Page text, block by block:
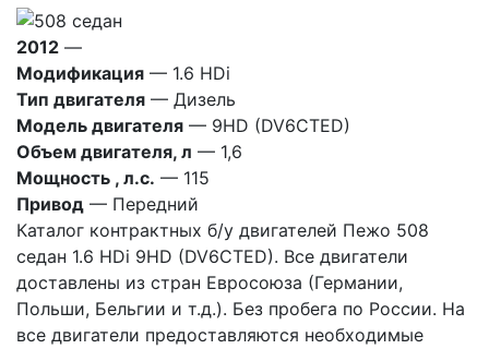
2012 —
Модификация — 1.6 HDi
Тип двигателя — Дизель
Модель двигателя — 9HD (DV6CTED)
Объем двигателя, л — 1,6
Мощность , л.с. — 115
Привод — Передний
Каталог контрактных б/у двигателей Пежо 508
седан 1.6 HDi 9HD (DV6CTED). Все двигатели
доставлены из стран Евросоюза (Германии,
Польши, Бельгии и т.д.). Без пробега по России. На
все двигатели предоставляются необходимые